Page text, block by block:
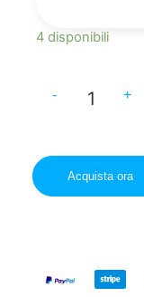
4 disponibili
- +
Acquista ora